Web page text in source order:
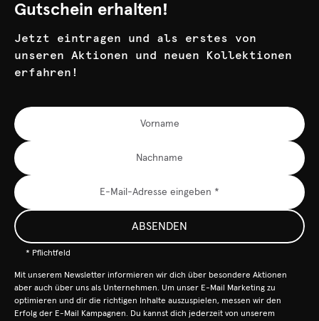
Gutschein erhalten!
Jetzt eintragen und als erstes von
unseren Aktionen und neuen Kollektionen
erfahren!
ABSENDEN
* Pflichtfeld
Mit unserem Newsletter informieren wir dich über besondere Aktionen
aber auch über uns als Unternehmen. Um unser E-Mail Marketing zu
optimieren und dir die richtigen Inhalte auszuspielen, messen wir den
Erfolg der E-Mail Kampagnen. Du kannst dich jederzeit von unserem